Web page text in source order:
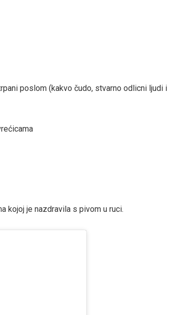
poslom (kakvo čudo, stvarno odlicni ljudi i
kojoj je nazdravila s pivom u ruci.